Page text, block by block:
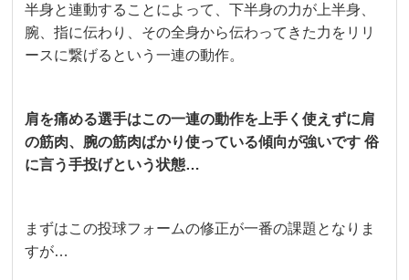
半身と連動することによって、下半身の力が上半身、
腕、指に伝わり、その全身から伝わってきた力をリリ
ースに繋げるという一連の動作。
肩を痛める選手はこの一連の動作を上手く使えずに肩
の筋肉、腕の筋肉ばかり使っている傾向が強いです 俗
に言う手投げという状態…
まずはこの投球フォームの修正が一番の課題となりま
すが…